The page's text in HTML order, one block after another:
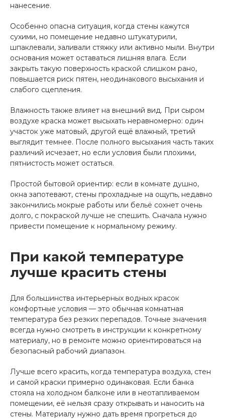
нанесение.
Особенно опасна ситуация, когда стены кажутся
сухими, но помещение недавно штукатурили,
шпаклевали, заливали стяжку или активно мыли. Внутри
основания может оставаться лишняя влага. Если
закрыть такую поверхность краской слишком рано,
повышается риск пятен, неодинакового высыхания и
слабого сцепления.
Влажность также влияет на внешний вид. При сыром
воздухе краска может высыхать неравномерно: один
участок уже матовый, другой ещё влажный, третий
выглядит темнее. После полного высыхания часть таких
различий исчезает, но если условия были плохими,
пятнистость может остаться.
Простой бытовой ориентир: если в комнате душно,
окна запотевают, стены прохладные на ощупь, недавно
закончились мокрые работы или бельё сохнет очень
долго, с покраской лучше не спешить. Сначала нужно
привести помещение к нормальному режиму.
При какой температуре
лучше красить стены
Для большинства интерьерных водных красок
комфортные условия — это обычная комнатная
температура без резких перепадов. Точные значения
всегда нужно смотреть в инструкции к конкретному
материалу, но в ремонте можно ориентироваться на
безопасный рабочий диапазон.
Лучше всего красить, когда температура воздуха, стен
и самой краски примерно одинаковая. Если банка
стояла на холодном балконе или в неотапливаемом
помещении, её нельзя сразу открывать и наносить на
стены. Материалу нужно дать время прогреться до